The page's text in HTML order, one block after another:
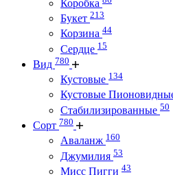
Коробка
Букет 213
Корзина 44
Сердце 15
Вид 780
Кустовые 134
Кустовые
Стабилизированные 50
Сорт 780
Аваланж 160
Джумилия 53
Мисс Пигги 43